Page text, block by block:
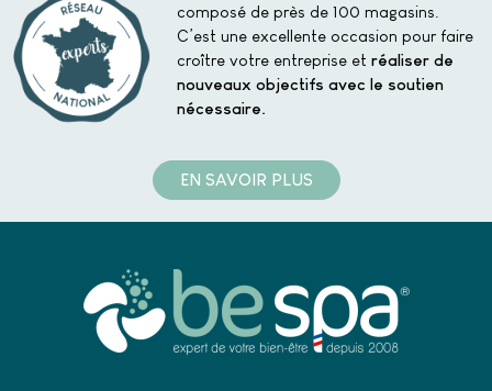
composé de près de 100 magasins.
C’est une excellente occasion pour faire
croître votre entreprise etréaliser de
nouveaux objectifs avec le soutien
nécessaire.
EN SAVOIR PLUS